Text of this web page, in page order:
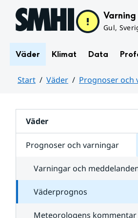
Hoppa till sidans innehåll Varning
Gul,
Väder Klimat Data
Start Väder Prognoser och
Väder
Prognoser och varningar
Varningar och
Väderprognos
Meteorologens kommentar